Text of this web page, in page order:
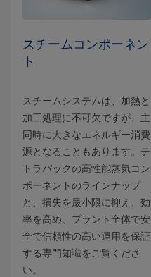
スチームコンポーネン
ト
スチームシステムは、加熱と
加工処理に不可欠ですが、主
同時に大きなエネルギー消費
源となることもあります。テ
トラパックの高性能蒸気コン
ポーネントのラインナップ
と、損失を最小限に抑え、効
率を高め、プラント全体で安
全で信頼性の高い運用を保証
する専門知識をご覧くださ
い。